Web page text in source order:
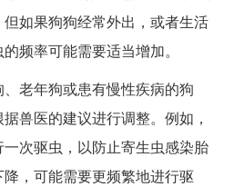
如果狗狗经常外出，或者生活
频率可能需要适当增加。
老年狗或患有慢性疾病的狗
兽医的建议进行调整。例如，
次驱虫，以防止寄生虫感染胎
，可能需要更频繁地进行驱